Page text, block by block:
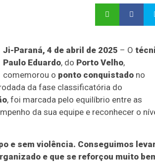
Ji-Paraná, 4 de abril de 2025 – O
Paulo Eduardo, do Porto Velho,
comemorou o ponto conquistado no
da fase classificatória do
, foi marcada pelo equilíbrio entre as
da sua equipe e reconhecer o
e sem violência. Conseguimos
e que se reforçou muito